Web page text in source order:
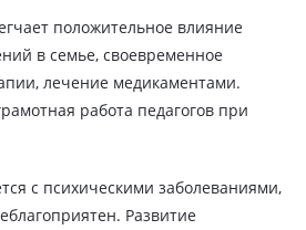
положительное влияние
в семье, своевременное
лечение медикаментами.
работа педагогов при
с психическими заболеваниями,
Развитие